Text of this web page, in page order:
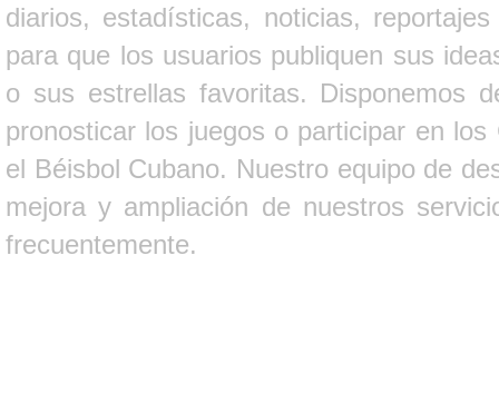
diarios, estadísticas, noticias,
para que los usuarios publiquen sus
o sus estrellas favoritas. Disponemos
pronosticar los juegos o participar en
el Béisbol Cubano. Nuestro equipo de
mejora y ampliación de nuestros
frecuentemente.